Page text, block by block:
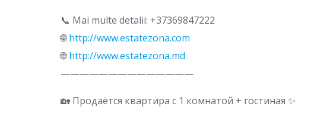
📞 Mai multe detalii: +37369847222
🌐http://www.estatezona.com
🌐http://www.estatezona.md
——————————————
🏡 Продаётся квартира с 1 комнатой + гостиная ✨